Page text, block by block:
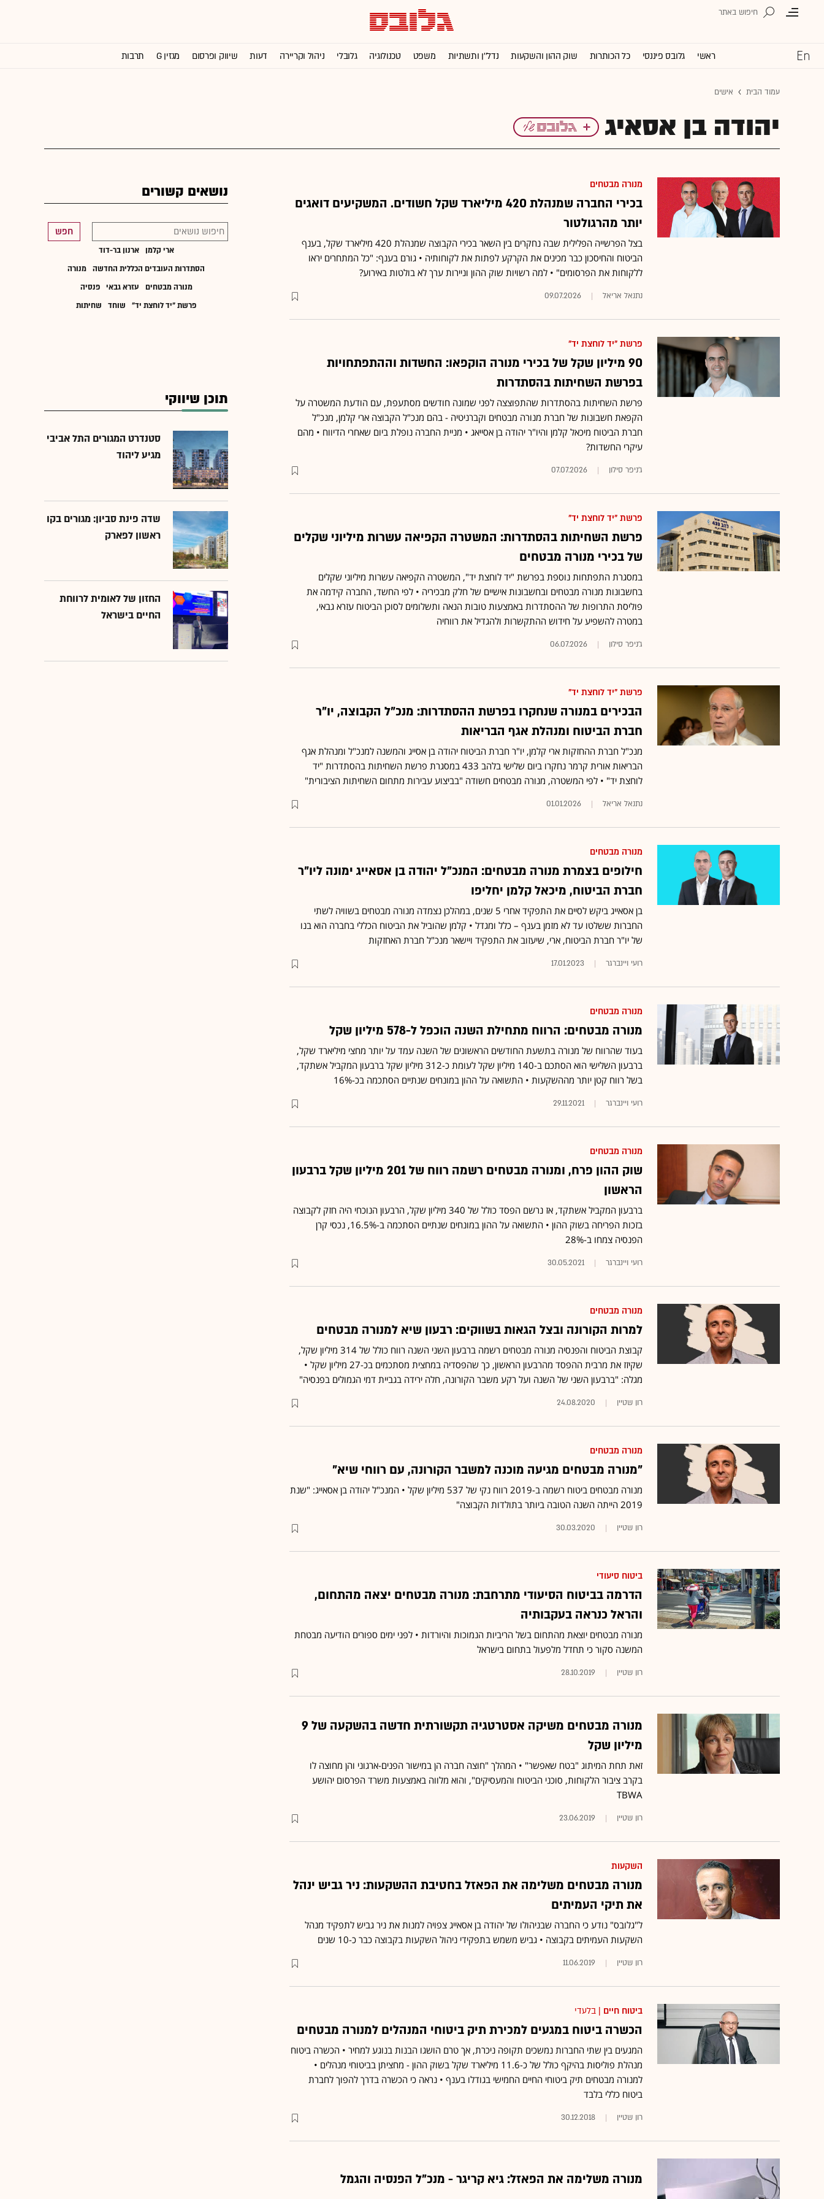
ראשי גלובס פיננסי כל הכותרות שוק ההון והשקעות נדל''ן ותשתיות משפט טכנולוגיה גלובלי ניהול וקריירה דעות שיווק ופרסום מגזין G תרבות
עמוד הבית אישים
יהודה בן אסאיג
מנורה מבטחים
בכירי החברה שמנהלת 420 מיליארד שקל חשודים. המשקיעים דואגים
יותר מהרגולטור
בצל הפרשייה הפלילית שבה נחקרים בין השאר בכירי הקבוצה שמנהלת 420 מיליארד שקל, בענף
הביטוח והחיסכון כבר מכינים את הקרקע לפתות את לקוחותיה • גורם בענף: "כל המתחרים יראו
ללקוחות את הפרסומים" • למה רשויות שוק ההון וניירות ערך לא בולטות באירוע?
נתנאל אריאל 09.07.2026
פרשת "יד לוחצת יד"
90 מיליון שקל של בכירי מנורה הוקפאו: החשדות וההתפתחויות
בפרשת השחיתות בהסתדרות
פרשת השחיתות בהסתדרות שהתפוצצה לפני שמונה חודשים מסתעפת, עם הודעת המשטרה על
הקפאת חשבונות של חברת מנורה מבטחים וקברניטיה - בהם מנכ"ל הקבוצה ארי קלמן, מנכ"ל
חברת הביטוח מיכאל קלמן והיו"ר יהודה בן אסייאג • מניית החברה נופלת ביום שאחרי הדיווח • מהם
עיקרי החשדות?
ג'ניפר סילון 07.07.2026
פרשת "יד לוחצת יד"
פרשת השחיתות בהסתדרות: המשטרה הקפיאה עשרות מיליוני שקלים
של בכירי מנורה מבטחים
במסגרת התפתחות נוספת בפרשת "יד לוחצת יד", המשטרה הקפיאה עשרות מיליוני שקלים
בחשבונות מנורה מבטחים ובחשבונות אישיים של חלק מבכיריה • לפי החשד, החברה קידמה את
פוליסת התרופות של ההסתדרות באמצעות טובות הנאה ותשלומים לסוכן הביטוח עזרא גבאי,
במטרה להשפיע על חידוש ההתקשרות ולהגדיל את רווחיה
ג'ניפר סילון 06.07.2026
פרשת "יד לוחצת יד"
הבכירים במנורה שנחקרו בפרשת ההסתדרות: מנכ"ל הקבוצה, יו"ר
חברת הביטוח ומנהלת אגף הבריאות
מנכ"ל חברת ההחזקות ארי קלמן, יו"ר חברת הביטוח יהודה בן אסייג והמשנה למנכ"ל ומנהלת אגף
הבריאות אורית קרמר נחקרו ביום שלישי בלהב 433 במסגרת פרשת השחיתות בהסתדרות "יד
לוחצת יד" • לפי המשטרה, מנורה מבטחים חשודה "בביצוע עבירות מתחום השחיתות הציבורית"
נתנאל אריאל 01.01.2026
מנורה מבטחים
חילופים בצמרת מנורה מבטחים: המנכ"ל יהודה בן אסאייג ימונה ליו"ר
חברת הביטוח, מיכאל קלמן יחליפו
בן אסאייג ביקש לסיים את התפקיד אחרי 5 שנים, במהלכן נצמדה מנורה מבטחים בשוויה לשתי
החברות ששלטו עד לא מזמן בענף – כלל ומגדל • קלמן שהוביל את הביטוח הכללי בחברה הוא בנו
של יו"ר חברת הביטוח, ארי, שיעזוב את התפקיד ויישאר מנכ"ל חברת האחזקות
רועי ויינברגר 17.01.2023
מנורה מבטחים
מנורה מבטחים: הרווח מתחילת השנה הוכפל ל-578 מיליון שקל
בעוד שהרווח של מנורה בתשעת החודשים הראשונים של השנה עמד על יותר מחצי מיליארד שקל,
ברבעון השלישי הוא הסתכם ב-140 מיליון שקל לעומת כ-312 מיליון שקל ברבעון המקביל אשתקד,
בשל רווח קטן יותר מההשקעות • התשואה על ההון במונחים שנתיים הסתכמה בכ-16%
רועי ויינברגר 29.11.2021
מנורה מבטחים
שוק ההון פרח, ומנורה מבטחים רשמה רווח של 201 מיליון שקל ברבעון
הראשון
ברבעון המקביל אשתקד, אז נרשם הפסד כולל של 340 מיליון שקל, הרבעון הנוכחי היה חזק לקבוצה
בזכות הפריחה בשוק ההון • התשואה על ההון במונחים שנתיים הסתכמה ב-16.5%, נכסי קרן
הפנסיה צמחו ב-28%
רועי ויינברגר 30.05.2021
מנורה מבטחים
למרות הקורונה ובצל הגאות בשווקים: רבעון שיא למנורה מבטחים
קבוצת הביטוח והפנסיה מנורה מבטחים רשמה ברבעון השני השנה רווח כולל של 314 מיליון שקל,
שקיזז את מרבית ההפסד מהרבעון הראשון, כך שהפסדיה במחצית מסתכמים בכ-27 מיליון שקל •
מגלה: "ברבעון השני של השנה ועל רקע משבר הקורונה, חלה ירידה בגביית דמי הגמולים בפנסיה"
רון שטיין 24.08.2020
מנורה מבטחים
"מנורה מבטחים מגיעה מוכנה למשבר הקורונה, עם רווחי שיא"
מנורה מבטחים ביטוח רשמה ב-2019 רווח נקי של 537 מיליון שקל • המנכ"ל יהודה בן אסאייג: "שנת
2019 הייתה השנה הטובה ביותר בתולדות הקבוצה"
רון שטיין 30.03.2020
ביטוח סיעודי
הדרמה בביטוח הסיעודי מתרחבת: מנורה מבטחים יצאה מהתחום,
והראל כנראה בעקבותיה
מנורה מבטחים יוצאת מהתחום בשל הריביות הנמוכות והיורדות • לפני ימים ספורים הודיעה מבטחת
המשנה סקור כי תחדל מלפעול בתחום בישראל
רון שטיין 28.10.2019
מנורה מבטחים משיקה אסטרטגיה תקשורתית חדשה בהשקעה של 9
מיליון שקל
זאת תחת המיתוג "בטח שאפשר" • המהלך "חוצה חברה הן במישור הפנים-ארגוני והן מחוצה לו
בקרב ציבור הלקוחות, סוכני הביטוח והמעסיקים", והוא מלווה באמצעות משרד הפרסום יהושע
TBWA
רון שטיין 23.06.2019
השקעות
מנורה מבטחים משלימה את הפאזל בחטיבת ההשקעות: ניר גביש ינהל
את תיקי העמיתים
ל"גלובס" נודע כי החברה שבניהולו של יהודה בן אסאייג צפויה למנות את ניר גביש לתפקיד מנהל
השקעות העמיתים בקבוצה • גביש משמש בתפקידי ניהול השקעות בקבוצה כבר כ-10 שנים
רון שטיין 11.06.2019
ביטוח חיים | בלעדי
הכשרה ביטוח במגעים למכירת תיק ביטוחי המנהלים למנורה מבטחים
המגעים בין שתי החברות נמשכים תקופה ניכרת, אך טרם הושגו הבנות בנוגע למחיר • הכשרה ביטוח
מנהלת פוליסות בהיקף כולל של כ-11.6 מיליארד שקל בשוק ההון - מחציתן בביטוחי מנהלים •
למנורה מבטחים תיק ביטוחי החיים החמישי בגודלו בענף • נראה כי הכשרה בדרך להפוך לחברת
ביטוח כללי בלבד
רון שטיין 30.12.2018
מנורה משלימה את הפאזל: גיא קריגר - מנכ"ל הפנסיה והגמל
נושאים קשורים
חפש
ארי קלמן
ארנון בר-דוד
הסתדרות העובדים הכללית החדשה
מנורה
מנורה מבטחים
עזרא גבאי
פנסיה
פרשת "יד לוחצת יד"
שוחד שחיתות
תוכן שיווקי
סטנדרט המגורים התל אביבי
מגיע ליהוד
שדה פינת סביון: מגורים בקו
ראשון לפארק
החזון של לאומית לרווחת
החיים בישראל